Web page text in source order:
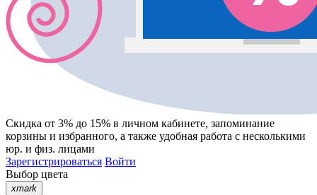
Скидка от 3% до 15% в личном кабинете, запоминание
корзины и избранного, а также удобная работа с несколькими
юр. и физ. лицами
Зарегистрироваться Войти
Выбор цвета
xmark